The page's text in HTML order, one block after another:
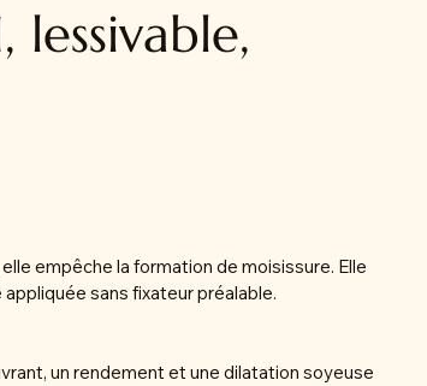
lessivable,
empêche la formation de moisissure. Elle
sans fixateur préalable.
un rendement et une dilatation soyeuse